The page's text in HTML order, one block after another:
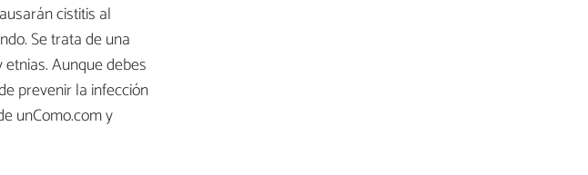
cistitis al
Se trata de una
Aunque debes
prevenir la infección
unComo.com y